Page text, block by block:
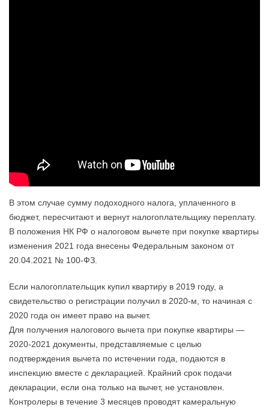
В этом случае сумму подоходного налога, уплаченного в
бюджет, пересчитают и вернут налогоплательщику переплату.
В положения НК РФ о налоговом вычете при покупке квартиры
изменения 2021 года внесены Федеральным законом от
20.04.2021 № 100-ФЗ.
Если налогоплательщик купил квартиру в 2019 году, а
свидетельство о регистрации получил в 2020-м, то начиная с
2020 года он имеет право на вычет.
Для получения налогового вычета при покупке квартиры —
2020-2021 документы, представляемые с целью
подтверждения вычета по истечении года, подаются в
инспекцию вместе с декларацией. Крайний срок подачи
декларации, если она только на вычет, не установлен.
Контролеры в течение 3 месяцев проводят камеральную